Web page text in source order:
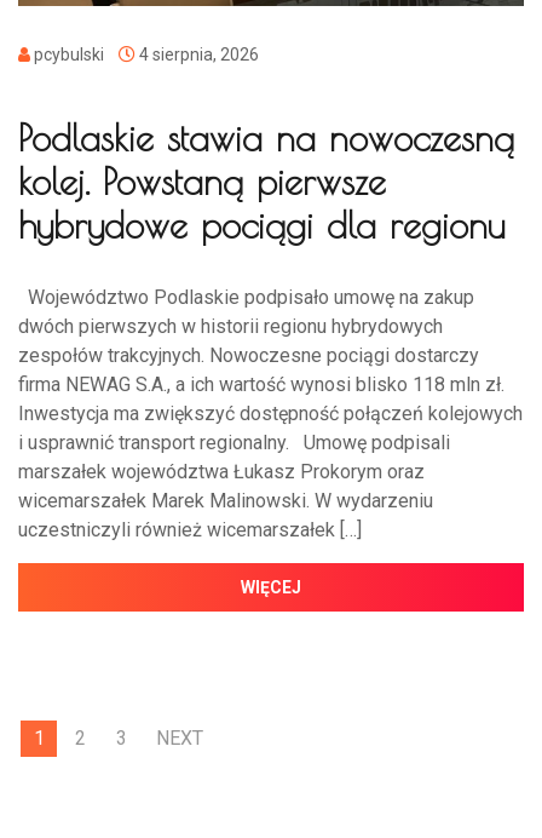
pcybulski 4 sierpnia, 2026
Podlaskie stawia na nowoczesną
kolej. Powstaną pierwsze
hybrydowe pociągi dla regionu
Województwo Podlaskie podpisało umowę na zakup
dwóch pierwszych w historii regionu hybrydowych
zespołów trakcyjnych. Nowoczesne pociągi dostarczy
firma NEWAG S.A., a ich wartość wynosi blisko 118 mln zł.
Inwestycja ma zwiększyć dostępność połączeń kolejowych
i usprawnić transport regionalny. Umowę podpisali
marszałek województwa Łukasz Prokorym oraz
wicemarszałek Marek Malinowski. W wydarzeniu
uczestniczyli również wicemarszałek […]
WIĘCEJ
1 2 3 NEXT